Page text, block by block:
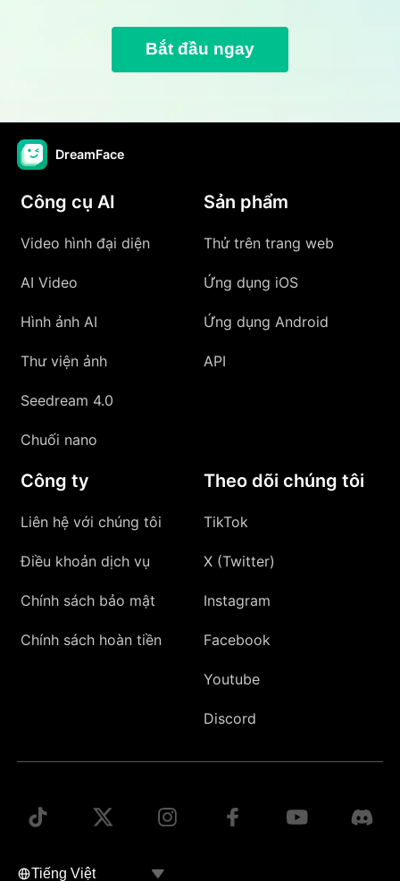
Bắt đầu ngay
DreamFace
Công cụ AI
Video hình đại diện
AI Video
Hình ảnh AI
Thư viện ảnh
Seedream 4.0
Chuối nano
Sản phẩm
Thử trên trang web
Ứng dụng iOS
Ứng dụng Android
API
Công ty
Liên hệ với chúng tôi
Điều khoản dịch vụ
Chính sách bảo mật
Chính sách hoàn tiền
Theo dõi chúng tôi
TikTok
X (Twitter)
Instagram
Facebook
Youtube
Discord